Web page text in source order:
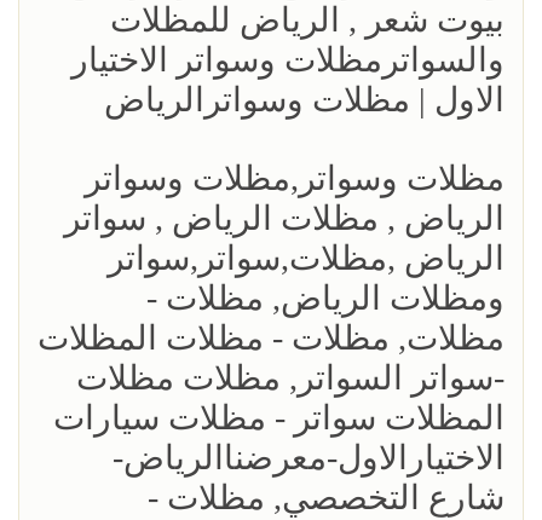
بيوت شعر , الرياض للمظلات
والسواترمظلات وسواتر الاختيار
الاول | مظلات وسواترالرياض
مظلات وسواتر,مظلات وسواتر
الرياض , مظلات الرياض , سواتر
الرياض ,مظلات,سواتر,سواتر
ومظلات الرياض, مظلات -
مظلات, مظلات - مظلات المظلات
-سواتر السواتر, مظلات مظلات
المظلات سواتر - مظلات سيارات
الاختيارالاول-معرضناالرياض-
شارع التخصصي, مظلات -